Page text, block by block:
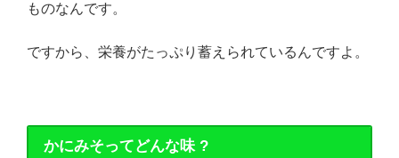
ものなんです。
ですから、栄養がたっぷり蓄えられているんですよ。
かにみそってどんな味 ?